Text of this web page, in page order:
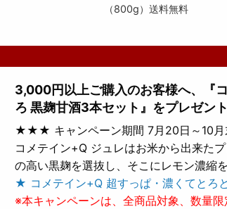
（800g）送料無料
3,000円以上ご購入のお客様へ、『
ろ 黒麹甘酒3本セット』をプレゼント
★★★ キャンペーン期間 7月20日～10
コメテイン+Q ジュレはお米から出来た
の高い黒麹を選抜し、そこにレモン濃縮
★ コメテイン+Q 超すっぱ・濃くてとろ
※本キャンペーンは、全商品対象、数量限